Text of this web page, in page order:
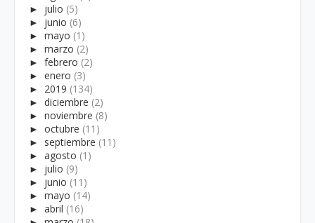
► julio (5)
► junio (6)
► mayo (1)
► marzo (2)
► febrero (2)
► enero (3)
► 2019 (134)
► diciembre (2)
► noviembre (8)
► octubre (11)
► septiembre (11)
► agosto (1)
► julio (9)
► junio (11)
► mayo (14)
► abril (16)